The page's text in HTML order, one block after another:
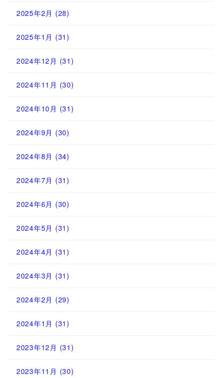
2025年2月 (28)
2025年1月 (31)
2024年12月 (31)
2024年11月 (30)
2024年10月 (31)
2024年9月 (30)
2024年8月 (34)
2024年7月 (31)
2024年6月 (30)
2024年5月 (31)
2024年4月 (31)
2024年3月 (31)
2024年2月 (29)
2024年1月 (31)
2023年12月 (31)
2023年11月 (30)